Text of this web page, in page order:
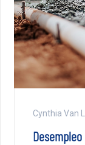
Cynthia Van